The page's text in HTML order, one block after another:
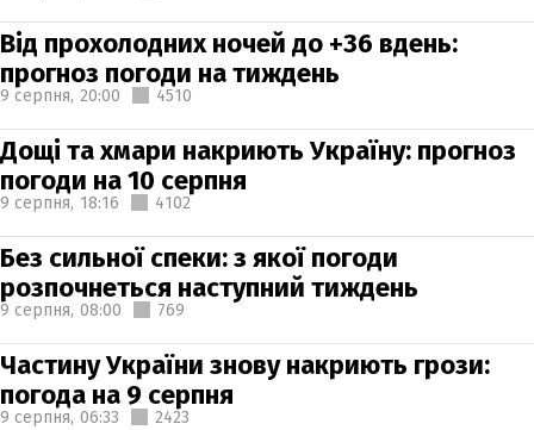
Від прохолодних ночей до +36 вдень:
прогноз погоди на тиждень
9 серпня, 20:00 4510
Дощі та хмари накриють Україну: прогноз
погоди на 10 серпня
9 серпня, 18:16 4102
Без сильної спеки: з якої погоди
розпочнеться наступний тиждень
9 серпня, 08:00 769
Частину України знову накриють грози:
погода на 9 серпня
9 серпня, 06:33 2423